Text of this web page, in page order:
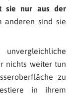
sie nur aus der
anderen sind sie
nichts weiter tun
zu
in ihrem